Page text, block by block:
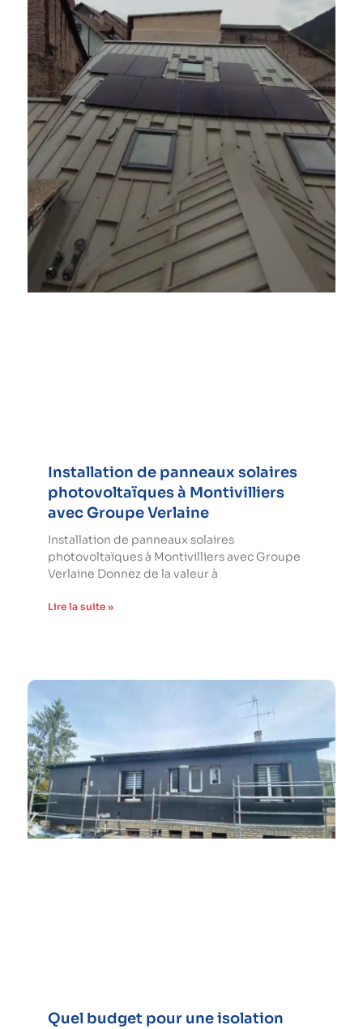
Installation de panneaux solaires
photovoltaïques à Montivilliers
avec Groupe Verlaine
Installation de panneaux solaires
photovoltaïques à Montivilliers avec Groupe
Verlaine Donnez de la valeur à
Lire la suite »
Quel budget pour une isolation